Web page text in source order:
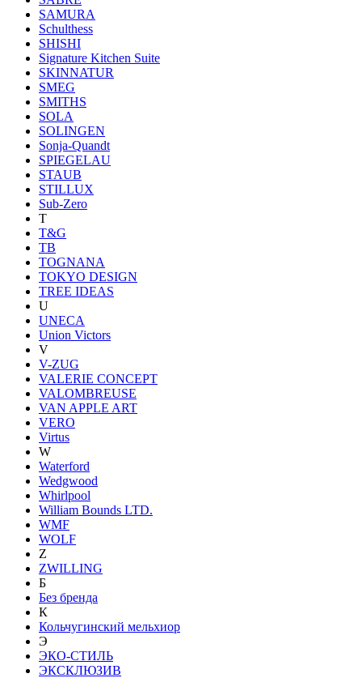
SAMURA
Schulthess
SHISHI
Signature Kitchen Suite
SKINNATUR
SMEG
SMITHS
SOLA
SOLINGEN
Sonja-Quandt
SPIEGELAU
STAUB
STILLUX
Sub-Zero
T
T&G
TB
TOGNANA
TOKYO DESIGN
TREE IDEAS
U
UNECA
Union Victors
V
V-ZUG
VALERIE CONCEPT
VALOMBREUSE
VAN APPLE ART
VERO
Virtus
W
Waterford
Wedgwood
Whirlpool
William Bounds LTD.
WMF
WOLF
Z
ZWILLING
Б
Без бренда
К
Кольчугинский мельхиор
Э
ЭКО-СТИЛЬ
ЭКСКЛЮЗИВ